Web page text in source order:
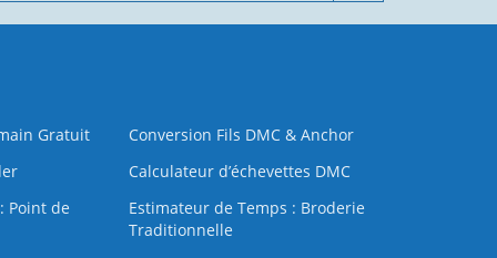
Gratuit
Conversion Fils DMC & Anchor
Calculateur d’échevettes DMC
Point de
Estimateur de Temps : Broderie
Traditionnelle